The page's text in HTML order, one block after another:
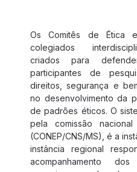
Os Comitês de Ética
colegiados
criados para
participantes de
direitos, segurança e
no desenvolvimento da
de padrões éticos. O
pela comissão
(CONEP/CNS/MS), é a
instância regional
acompanhamento